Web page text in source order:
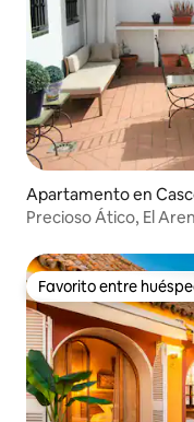
Apartamento en
Precioso Ático, El
Favorito entre
Favorito entre